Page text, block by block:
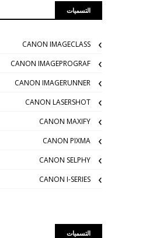
التسميات
CANON IMAGECLASS
CANON IMAGEPROGRAF
CANON IMAGERUNNER
CANON LASERSHOT
CANON MAXIFY
CANON PIXMA
CANON SELPHY
CANON I-SERIES
التسميات